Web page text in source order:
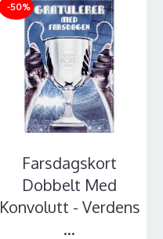
-50%
Farsdagskort
Dobbelt Med
Konvolutt - Verdens
...